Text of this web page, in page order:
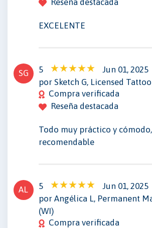
EXCELENTE
SG 5
Jun 01, 2025
por Sketch G, Licensed
Compra verificada
Reseña destacada
Todo muy práctico y
recomendable
AL 5
Jun 01, 2025
por Angélica L, Permanent
(WI)
Compra verificada